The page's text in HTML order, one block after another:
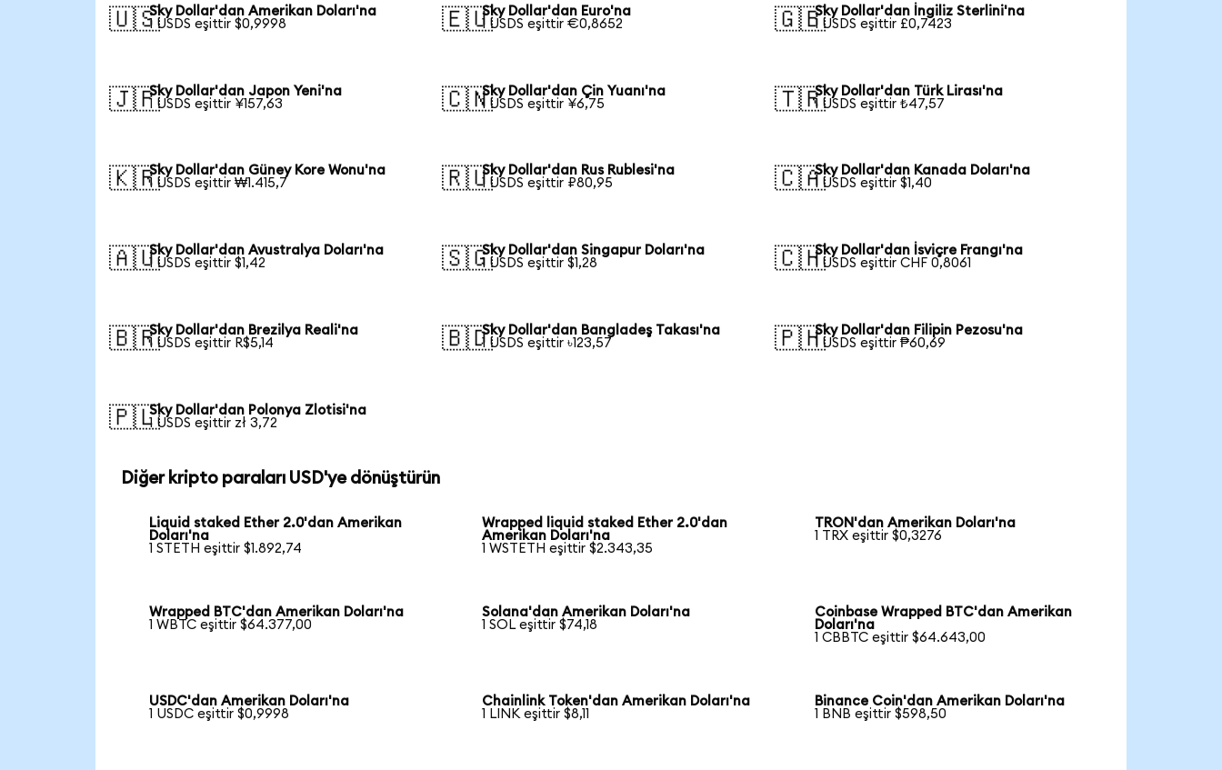
🇺🇸Sky Dollar'dan Amerikan Doları'na
1 USDS eşittir $0,9998
🇪🇺Sky Dollar'dan Euro'na
1 USDS eşittir €0,8652
🇬🇧Sky Dollar'dan İngiliz Sterlini'na
1 USDS eşittir £0,7423
🇯🇵Sky Dollar'dan Japon Yeni'na
1 USDS eşittir ¥157,63
🇨🇳Sky Dollar'dan Çin Yuanı'na
1 USDS eşittir ¥6,75
🇹🇷Sky Dollar'dan Türk Lirası'na
1 USDS eşittir ₺47,57
🇰🇷Sky Dollar'dan Güney Kore Wonu'na
1 USDS eşittir ₩1.415,7
🇷🇺Sky Dollar'dan Rus Rublesi'na
1 USDS eşittir ₽80,95
🇨🇦Sky Dollar'dan Kanada Doları'na
1 USDS eşittir $1,40
🇦🇺Sky Dollar'dan Avustralya Doları'na
1 USDS eşittir $1,42
🇸🇬Sky Dollar'dan Singapur Doları'na
1 USDS eşittir $1,28
🇨🇭Sky Dollar'dan İsviçre Frangı'na
1 USDS eşittir CHF 0,8061
🇧🇷Sky Dollar'dan Brezilya Reali'na
1 USDS eşittir R$5,14
🇧🇩Sky Dollar'dan Bangladeş Takası'na
1 USDS eşittir ৳123,57
🇵🇭Sky Dollar'dan Filipin Pezosu'na
1 USDS eşittir ₱60,69
🇵🇱Sky Dollar'dan Polonya Zlotisi'na
1 USDS eşittir zł 3,72
Diğer kripto paraları USD'ye dönüştürün
Liquid staked Ether 2.0'dan Amerikan
Doları'na
1 STETH eşittir $1.892,74
Wrapped liquid staked Ether 2.0'dan
Amerikan Doları'na
1 WSTETH eşittir $2.343,35
TRON'dan Amerikan Doları'na
1 TRX eşittir $0,3276
Wrapped BTC'dan Amerikan Doları'na
1 WBTC eşittir $64.377,00
Solana'dan Amerikan Doları'na
1 SOL eşittir $74,18
Coinbase Wrapped BTC'dan Amerikan
Doları'na
1 CBBTC eşittir $64.643,00
USDC'dan Amerikan Doları'na
1 USDC eşittir $0,9998
Chainlink Token'dan Amerikan Doları'na
1 LINK eşittir $8,11
Binance Coin'dan Amerikan Doları'na
1 BNB eşittir $598,50